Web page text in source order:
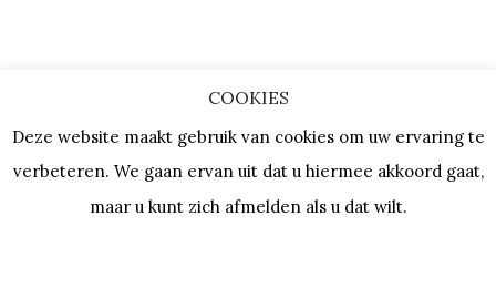
COOKIES
Deze website maakt gebruik van cookies om uw ervaring te
verbeteren. We gaan ervan uit dat u hiermee akkoord gaat,
maar u kunt zich afmelden als u dat wilt.